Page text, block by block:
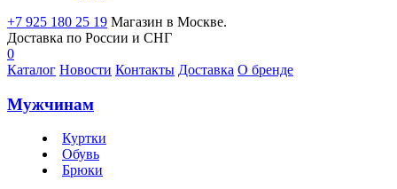
+7 925 180 25 19 Магазин в Москве.
Доставка по России и СНГ
0
Каталог Новости Контакты Доставка О бренде
Мужчинам
Куртки
Обувь
Брюки